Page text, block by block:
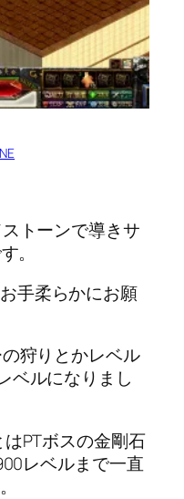
トーンで導きサ
。
手柔らかにお願
狩りとかレベル
ベルになりまし
PTボスの金剛石
レベルまで一直